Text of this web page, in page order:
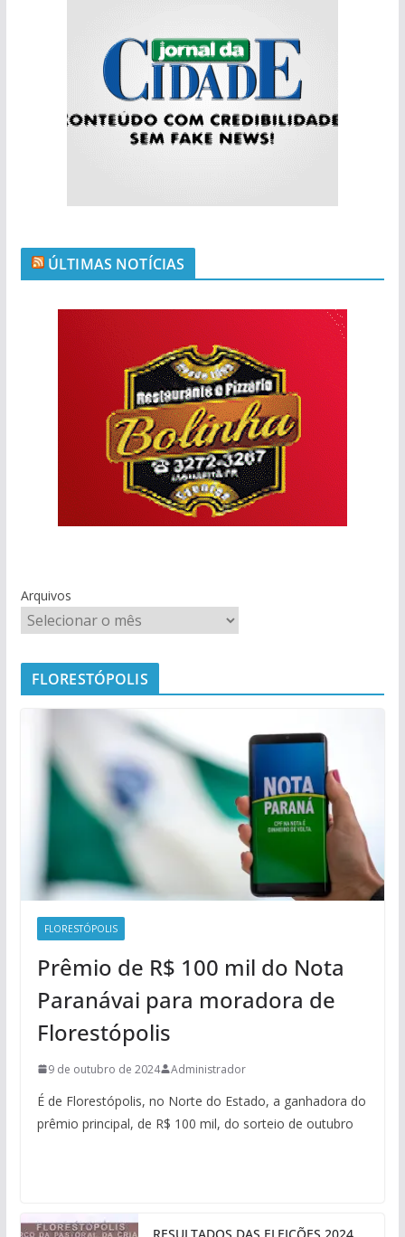
ÚLTIMAS NOTÍCIAS
Arquivos
FLORESTÓPOLIS
FLORESTÓPOLIS
Prêmio de R$ 100 mil do Nota
Paranávai para moradora de
Florestópolis
9 de outubro de 2024 Administrador
É de Florestópolis, no Norte do Estado, a ganhadora do
prêmio principal, de R$ 100 mil, do sorteio de outubro
RESULTADOS DAS ELEIÇÕES 2024